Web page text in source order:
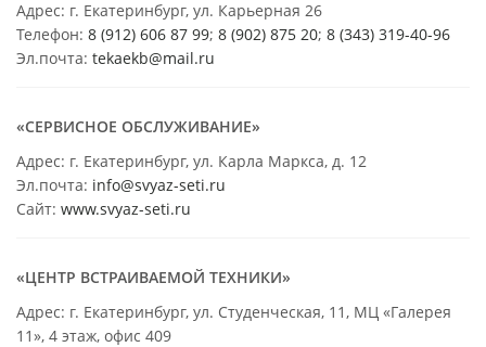
Адрес: г. Екатеринбург, ул. Карьерная 26
Телефон: 8 (912) 606 87 99; 8 (902) 875 20; 8 (343) 319-40-96
Эл.почта: tekaekb@mail.ru
«СЕРВИСНОЕ ОБСЛУЖИВАНИЕ»
Адрес: г. Екатеринбург, ул. Карла Маркса, д. 12
Эл.почта: info@svyaz-seti.ru
Сайт: www.svyaz-seti.ru
«ЦЕНТР ВСТРАИВАЕМОЙ ТЕХНИКИ»
Адрес: г. Екатеринбург, ул. Студенческая, 11, МЦ «Галерея
11», 4 этаж, офис 409